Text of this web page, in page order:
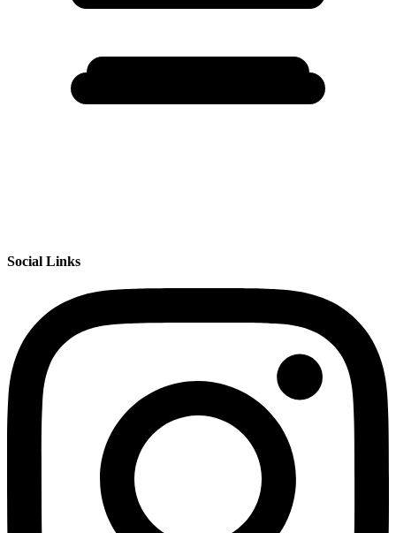
Social Links